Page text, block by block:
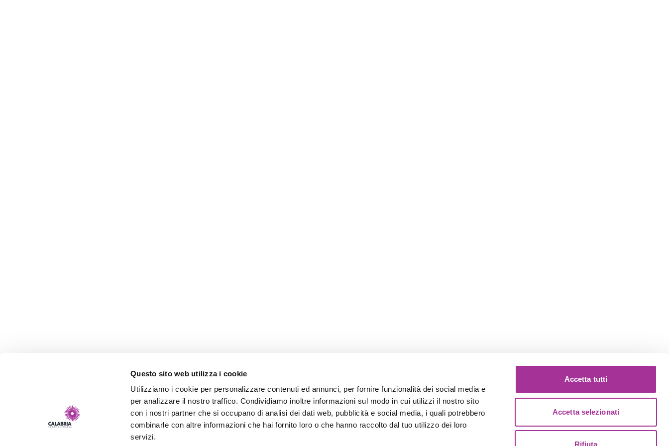
Questo sito web utilizza i cookie
Utilizziamo i cookie per personalizzare contenuti ed annunci, per fornire funzionalità dei social media e
per analizzare il nostro traffico. Condividiamo inoltre informazioni sul modo in cui utilizzi il nostro sito
con i nostri partner che si occupano di analisi dei dati web, pubblicità e social media, i quali potrebbero
combinarle con altre informazioni che hai fornito loro o che hanno raccolto dal tuo utilizzo dei loro
servizi.
Accetta tutti
Accetta selezionati
Rifiuta